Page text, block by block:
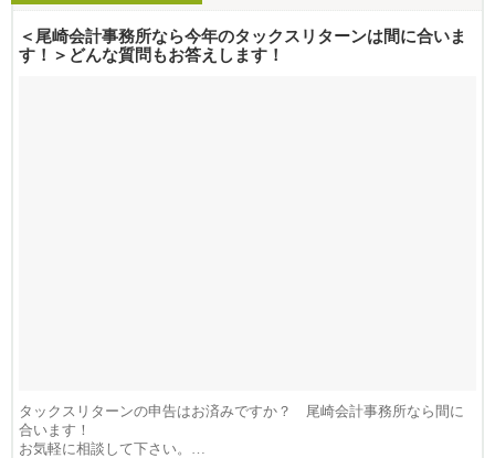
＜尾崎会計事務所なら今年のタックスリターンは間に合いま
す！＞どんな質問もお答えします！
タックスリターンの申告はお済みですか？ 尾崎会計事務所なら間に
合います！
お気軽に相談して下さい。